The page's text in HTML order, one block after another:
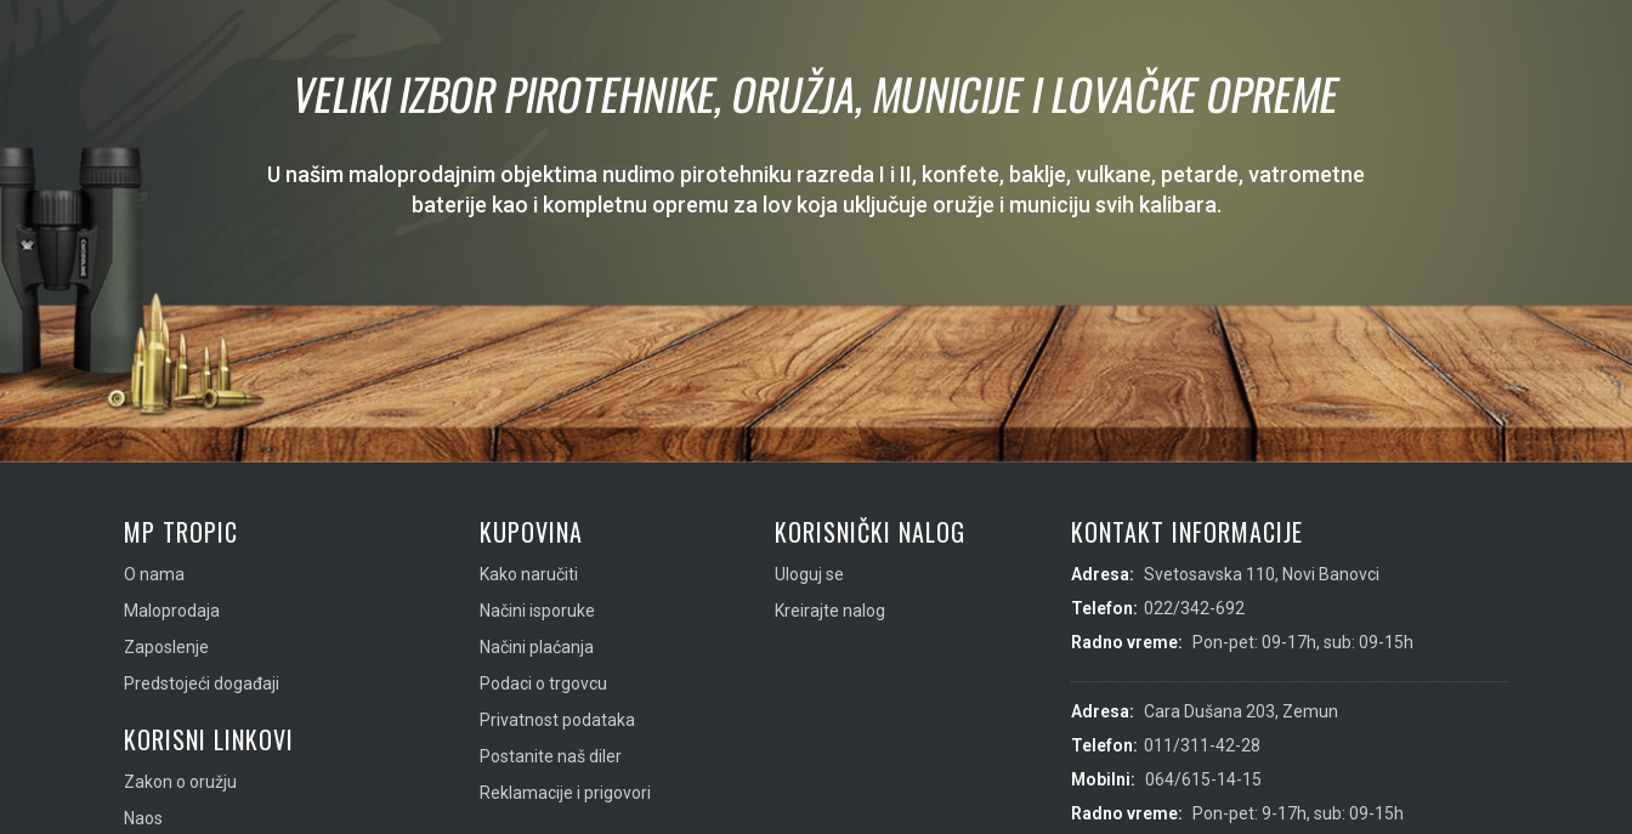
VELIKI IZBOR PIROTEHNIKE, ORUŽJA, MUNICIJE I LOVAČKE OPREME
U našim maloprodajnim objektima nudimo pirotehniku razreda I i II, konfete, baklje, vulkane, petarde, vatrometne
baterije kao i kompletnu opremu za lov koja uključuje oružje i municiju svih kalibara.
MP TROPIC
O nama
Maloprodaja
Zaposlenje
Predstojeći događaji
KORISNI LINKOVI
Zakon o oružju
Naos
KUPOVINA
Kako naručiti
Načini isporuke
Načini plaćanja
Podaci o trgovcu
Privatnost podataka
Postanite naš diler
Reklamacije i prigovori
KORISNIČKI NALOG
Uloguj se
Kreirajte nalog
KONTAKT INFORMACIJE
Adresa: Svetosavska 110, Novi Banovci
Telefon: 022/342-692
Radno vreme:
Pon-pet: 09-17h, sub: 09-15h
Adresa: Cara Dušana 203, Zemun
Telefon: 011/311-42-28
Mobilni: 064/615-14-15
Radno vreme:
Pon-pet: 9-17h, sub: 09-15h